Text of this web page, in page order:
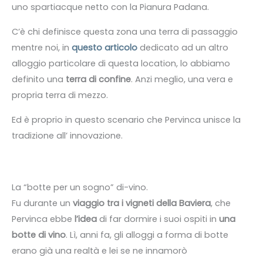
uno spartiacque netto con la Pianura Padana.
C’è chi definisce questa zona una terra di passaggio
mentre noi, in questo articolo dedicato ad un altro
alloggio particolare di questa location, lo abbiamo
definito una terra di confine. Anzi meglio, una vera e
propria terra di mezzo.
Ed è proprio in questo scenario che Pervinca unisce la
tradizione all’ innovazione.
La “botte per un sogno” di-vino.
Fu durante un viaggio tra i vigneti della Baviera, che
Pervinca ebbe l’idea di far dormire i suoi ospiti in una
botte di vino. Lì, anni fa, gli alloggi a forma di botte
erano già una realtà e lei se ne innamorò